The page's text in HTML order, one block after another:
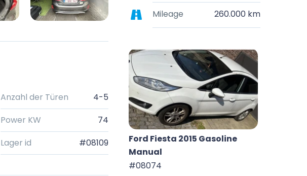
Anzahl der Türen
4-5
Power KW
74
Lager id #08109
Mileage 260.000 km
Ford Fiesta 2015 Gasoline
Manual
#08074